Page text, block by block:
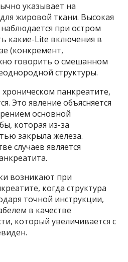
указывает на
жировой ткани. Высокая
при остром
какие-Lite включения в
(конкремент,
говорить о смешанном
структуры.
панкреатите,
Это явление объясняется
основной
которая из-за
закрыла железа.
случаев является
возникают при
когда структура
точной инструкции,
в качестве
который увеличивается с